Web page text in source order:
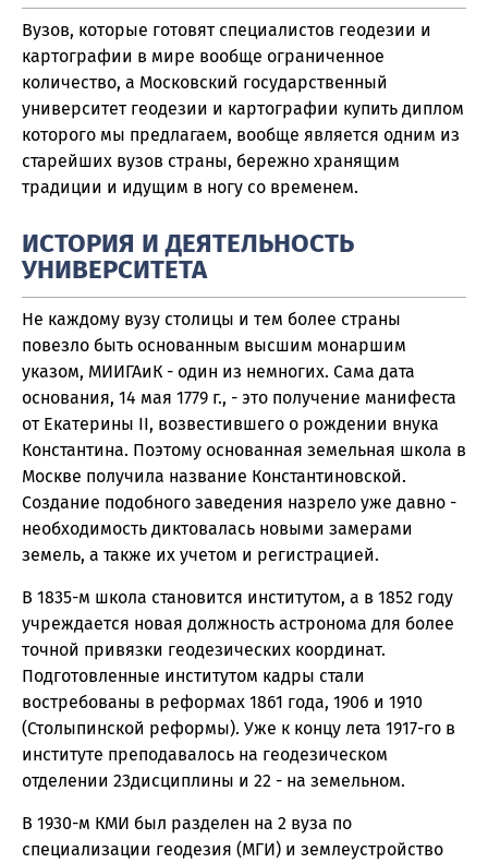
Вузов, которые готовят специалистов геодезии и
картографии в мире вообще ограниченное
количество, а Московский государственный
университет геодезии и картографии купить диплом
которого мы предлагаем, вообще является одним из
старейших вузов страны, бережно хранящим
традиции и идущим в ногу со временем.
ИСТОРИЯ И ДЕЯТЕЛЬНОСТЬ
УНИВЕРСИТЕТА
Не каждому вузу столицы и тем более страны
повезло быть основанным высшим монаршим
указом, МИИГАиК - один из немногих. Сама дата
основания, 14 мая 1779 г., - это получение манифеста
от Екатерины II, возвестившего о рождении внука
Константина. Поэтому основанная земельная школа в
Москве получила название Константиновской.
Создание подобного заведения назрело уже давно -
необходимость диктовалась новыми замерами
земель, а также их учетом и регистрацией.
В 1835-м школа становится институтом, а в 1852 году
учреждается новая должность астронома для более
точной привязки геодезических координат.
Подготовленные институтом кадры стали
востребованы в реформах 1861 года, 1906 и 1910
(Столыпинской реформы). Уже к концу лета 1917-го в
институте преподавалось на геодезическом
отделении 23дисциплины и 22 - на земельном.
В 1930-м КМИ был разделен на 2 вуза по
специализации геодезия (МГИ) и землеустройство